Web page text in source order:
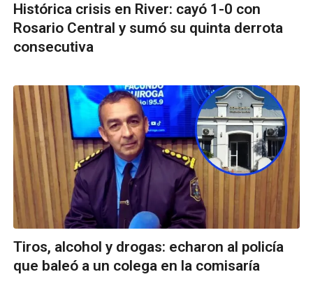
Histórica crisis en River: cayó 1-0 con
Rosario Central y sumó su quinta derrota
consecutiva
Tiros, alcohol y drogas: echaron al policía
que baleó a un colega en la comisaría